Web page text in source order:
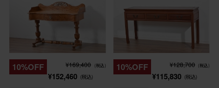
10%OFF ¥169,400 (税込)
¥152,460 (税込)
10%OFF ¥128,700 (税込)
¥115,830 (税込)